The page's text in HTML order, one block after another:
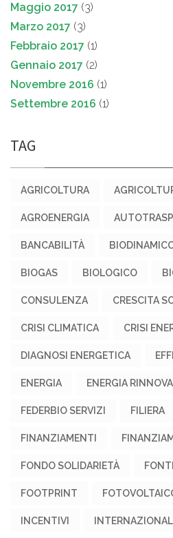
Maggio 2017 (3)
Marzo 2017 (3)
Febbraio 2017 (1)
Gennaio 2017 (2)
Novembre 2016 (1)
Settembre 2016 (1)
TAG
AGRICOLTURA
AGROENERGIA
BANCABILITÀ
BIOGAS BIOLOGICO
CONSULENZA CRESCITA
CRISI CLIMATICA CRISI
DIAGNOSI ENERGETICA
ENERGIA ENERGIA
FEDERBIO SERVIZI FILIERA
FINANZIAMENTI
FONDO SOLIDARIETÀ
FOOTPRINT
INCENTIVI